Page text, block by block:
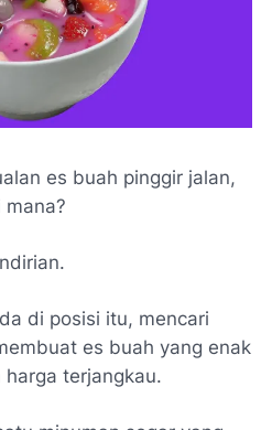
es buah pinggir jalan,
di posisi itu, mencari
es buah yang enak
terjangkau.